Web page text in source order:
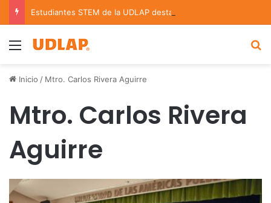
Menu
Inicio / Mtro. Carlos Rivera Aguirre
Mtro. Carlos Rivera
Aguirre